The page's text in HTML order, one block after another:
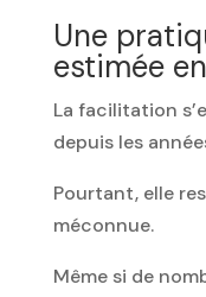
Une
estimée
La facilitation
depuis les
Pourtant, elle
méconnue.
Même si de